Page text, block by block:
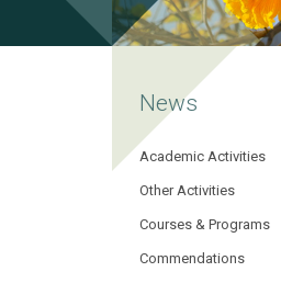
News
Academic Activities
Other Activities
Courses & Programs
Commendations